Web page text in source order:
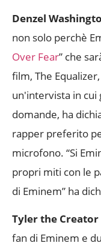
Denzel
non solo perchè
Over Fear” che
film, The
un'intervista in cui
domande, ha
rapper preferito
microfono. “Si
propri miti con le
di Eminem” ha
Tyler the Creator
fan di Eminem e